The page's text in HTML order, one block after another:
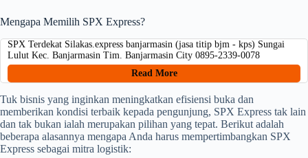
Mengapa Memilih SPX Express?
SPX Terdekat Silakas.express banjarmasin (jasa titip bjm - kps) Sungai
Lulut Kec. Banjarmasin Tim. Banjarmasin City 0895-2339-0078
Read More
Tuk bisnis yang inginkan meningkatkan efisiensi buka dan
memberikan kondisi terbaik kepada pengunjung, SPX Express tak lain
dan tak bukan ialah merupakan pilihan yang tepat. Berikut adalah
beberapa alasannya mengapa Anda harus mempertimbangkan SPX
Express sebagai mitra logistik: